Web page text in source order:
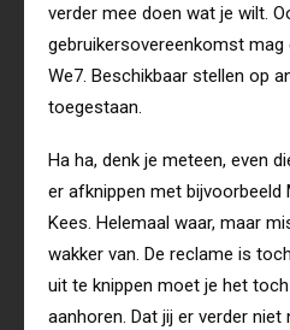
verder mee doen wat je wilt.
gebruikersovereenkomst mag
We7. Beschikbaar stellen op
toegestaan.
Ha ha, denk je meteen, even
er afknippen met bijvoorbeeld
Kees. Helemaal waar, maar
wakker van. De reclame is
uit te knippen moet je het
aanhoren. Dat jij er verder